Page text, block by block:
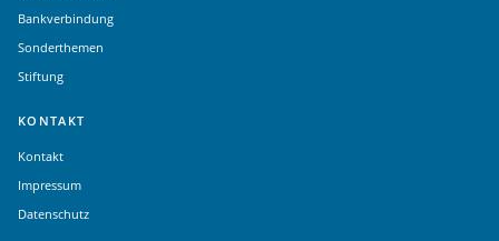
Bankverbindung
Sonderthemen
Stiftung
KONTAKT
Kontakt
Impressum
Datenschutz